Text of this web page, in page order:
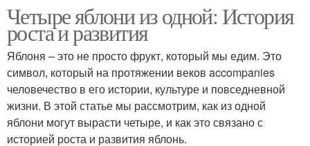
Четыре яблони из одной: История
роста и развития
Яблоня – это не просто фрукт, который мы едим. Это
символ, который на протяжении веков accompanies
человечество в его истории, культуре и повседневной
жизни. В этой статье мы рассмотрим, как из одной
яблони могут вырасти четыре, и как это связано с
историей роста и развития яблонь.